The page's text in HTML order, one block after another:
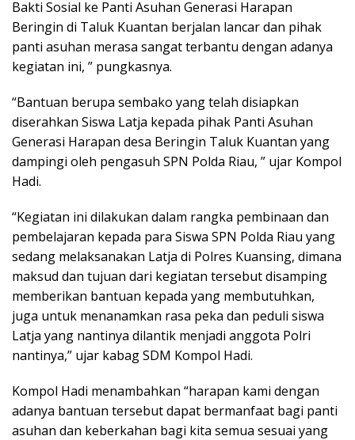
Bakti Sosial ke Panti Asuhan Generasi Harapan
Beringin di Taluk Kuantan berjalan lancar dan pihak
panti asuhan merasa sangat terbantu dengan adanya
kegiatan ini, ” pungkasnya.
“Bantuan berupa sembako yang telah disiapkan
diserahkan Siswa Latja kepada pihak Panti Asuhan
Generasi Harapan desa Beringin Taluk Kuantan yang
dampingi oleh pengasuh SPN Polda Riau, ” ujar Kompol
Hadi.
“Kegiatan ini dilakukan dalam rangka pembinaan dan
pembelajaran kepada para Siswa SPN Polda Riau yang
sedang melaksanakan Latja di Polres Kuansing, dimana
maksud dan tujuan dari kegiatan tersebut disamping
memberikan bantuan kepada yang membutuhkan,
juga untuk menanamkan rasa peka dan peduli siswa
Latja yang nantinya dilantik menjadi anggota Polri
nantinya,” ujar kabag SDM Kompol Hadi.
Kompol Hadi menambahkan “harapan kami dengan
adanya bantuan tersebut dapat bermanfaat bagi panti
asuhan dan keberkahan bagi kita semua sesuai yang